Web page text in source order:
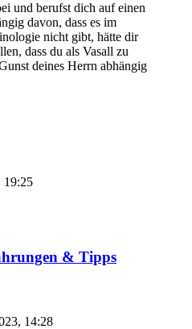
und berufst dich auf einen
davon, dass es im
nicht gibt, hätte dir
dass du als Vasall zu
deines Herrn abhängig
19:25
& Tipps
14:28